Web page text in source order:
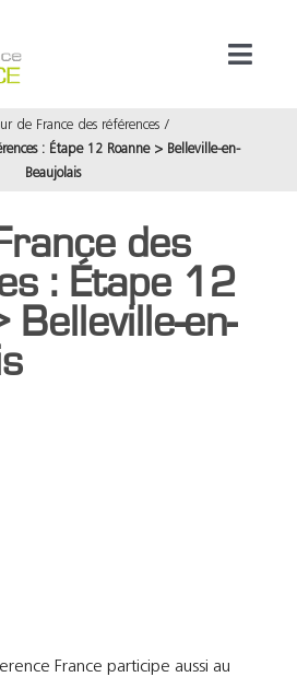
de France des références
: Étape 12 Roanne > Belleville-en-
Beaujolais
des
: Étape 12
Belleville-en-
France participe aussi au